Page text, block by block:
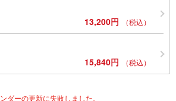
13,200円 （税込）
15,840円 （税込）
ダーの更新に失敗しました。